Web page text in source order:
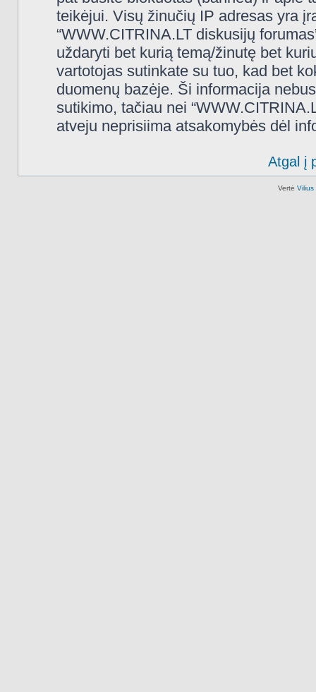
teikėjui. Visų žinučių IP adresas yra
“WWW.CITRINA.LT diskusijų
uždaryti bet kurią temą/žinutę bet
vartotojas sutinkate su tuo, kad bet
duomenų bazėje. Ši informacija
sutikimo, tačiau nei
atveju neprisiima atsakomybės dėl
Atgal į
Vertė Vilius